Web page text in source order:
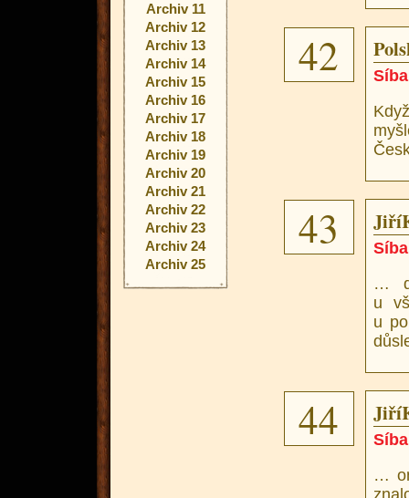
Archiv 11
Archiv 12
Archiv 13
Archiv 14
Archiv 15
Archiv 16
Archiv 17
Archiv 18
Archiv 19
Archiv 20
Archiv 21
Archiv 22
Archiv 23
Archiv 24
Archiv 25
42
Síba
43
Síba
…
u
u
44
Síba
…